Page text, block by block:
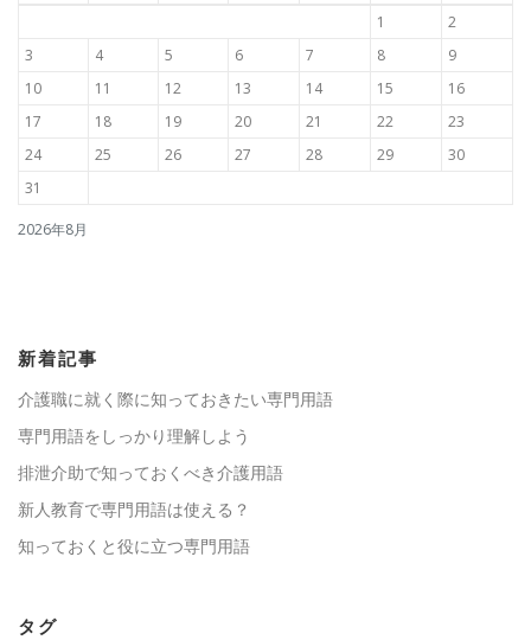
2026年8月
1
2
3
4 5 6 7 8
9
10
11 12 13 14 15
16
17
18 19 20 21 22
23
24
25 26 27 28 29
30
31
新着記事
介護職に就く際に知っておきたい専門用語
専門用語をしっかり理解しよう
排泄介助で知っておくべき介護用語
新人教育で専門用語は使える？
知っておくと役に立つ専門用語
タグ